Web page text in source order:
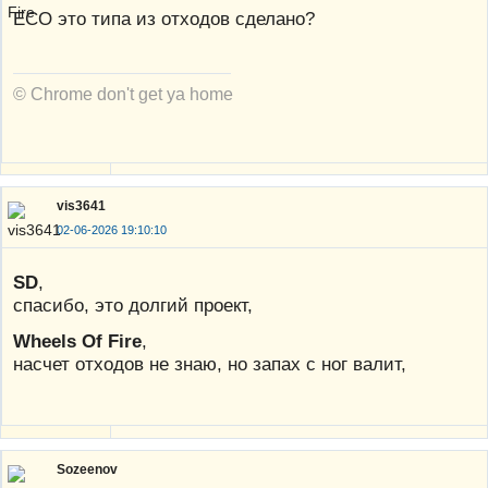
ECO это типа из отходов сделано?
© Chrome don't get ya home
vis3641
02-06-2026 19:10:10
SD,
спасибо, это долгий проект,
Wheels Of Fire,
насчет отходов не знаю, но запах с ног валит,
Sozeenov